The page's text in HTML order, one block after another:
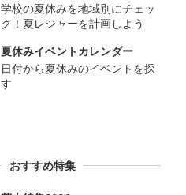
学校の夏休みを地域別にチェッ
ク！夏レジャーを計画しよう
夏休みイベントカレンダー
日付から夏休みのイベントを探
す
おすすめ特集